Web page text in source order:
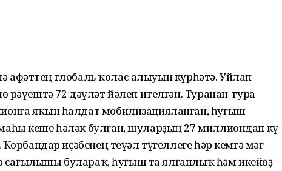
афәттең глобаль ҡолас алыуын күрһәтә. Уйлап
72 дәүләт йәлеп ителгән. Туранан-тура
яҡын һалдат мобилизацияланған, һуғыш
кеше һәләк булған, шуларҙың 27 миллиондан кү­
иҫәбенең теүәл түгеллеге һәр кемгә мәғ­
сағылышы булараҡ, һуғыш та ялғанлыҡ һәм икейөҙ­